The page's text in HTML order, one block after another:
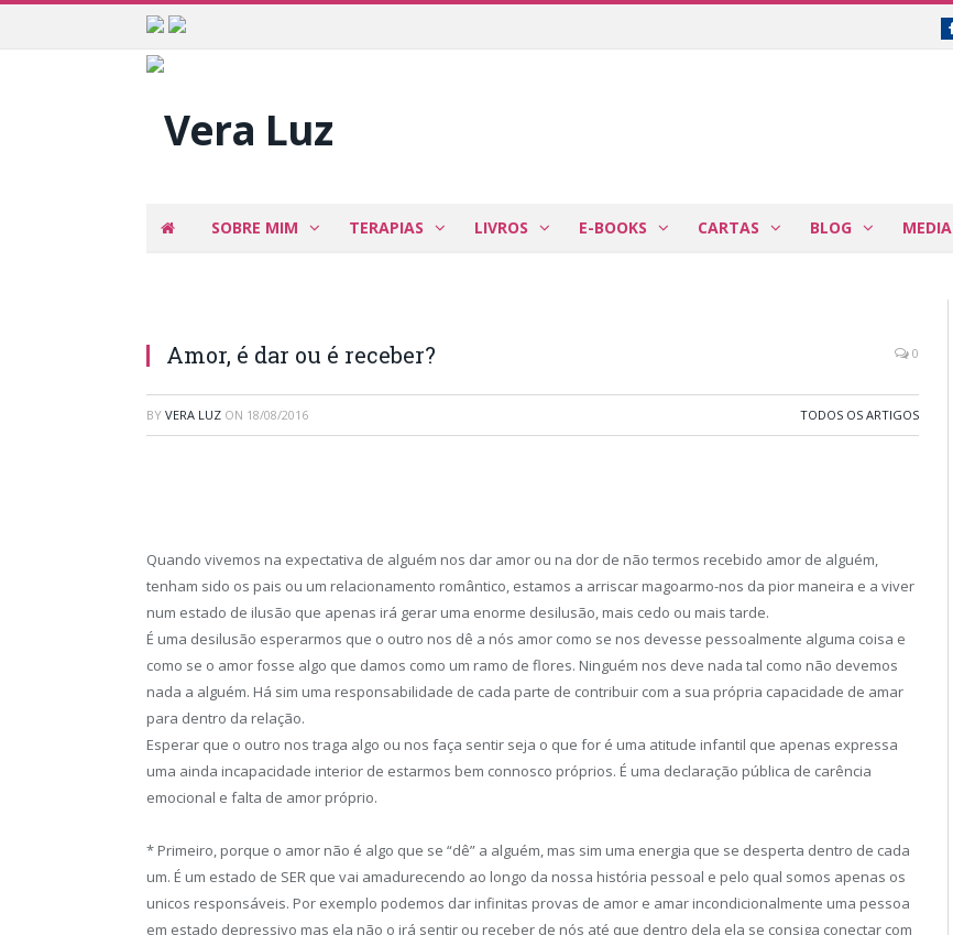
SOBRE MIM TERAPIAS LIVROS E-BOOKS CARTAS BLOG MEDIA
Amor, é dar ou é receber? 0
BY VERA LUZ ON 18/08/2016 TODOS OS ARTIGOS
Quando vivemos na expectativa de alguém nos dar amor ou na dor de não termos recebido amor de alguém,
tenham sido os pais ou um relacionamento romântico, estamos a arriscar magoarmo-nos da pior maneira e a viver
num estado de ilusão que apenas irá gerar uma enorme desilusão, mais cedo ou mais tarde.
É uma desilusão esperarmos que o outro nos dê a nós amor como se nos devesse pessoalmente alguma coisa e
como se o amor fosse algo que damos como um ramo de flores. Ninguém nos deve nada tal como não devemos
nada a alguém. Há sim uma responsabilidade de cada parte de contribuir com a sua própria capacidade de amar
para dentro da relação.
Esperar que o outro nos traga algo ou nos faça sentir seja o que for é uma atitude infantil que apenas expressa
uma ainda incapacidade interior de estarmos bem connosco próprios. É uma declaração pública de carência
emocional e falta de amor próprio.
* Primeiro, porque o amor não é algo que se “dê” a alguém, mas sim uma energia que se desperta dentro de cada
um. É um estado de SER que vai amadurecendo ao longo da nossa história pessoal e pelo qual somos apenas os
unicos responsáveis. Por exemplo podemos dar infinitas provas de amor e amar incondicionalmente uma pessoa
em estado depressivo mas ela não o irá sentir ou receber de nós até que dentro dela ela se consiga conectar com